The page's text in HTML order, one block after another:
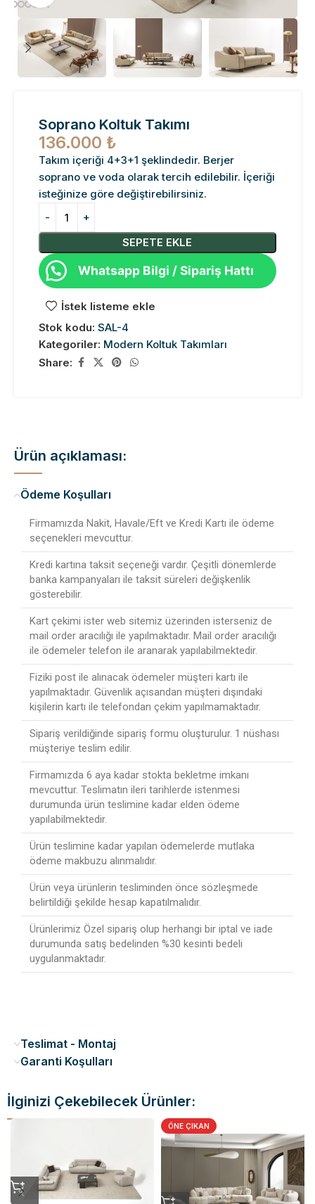
Soprano Koltuk Takımı
136.000 ₺
Takım içeriği 4+3+1 şeklindedir. Berjer
soprano ve voda olarak tercih edilebilir. İçeriği
isteğinize göre değiştirebilirsiniz.
SEPETE EKLE
Whatsapp Bilgi / Sipariş Hattı
İstek listeme ekle
Stok kodu: SAL-4
Kategoriler: Modern Koltuk Takımları
Share:
Ürün açıklaması:
Ödeme Koşulları
Firmamızda Nakit, Havale/Eft ve Kredi Kartı ile ödeme
seçenekleri mevcuttur.
Kredi kartına taksit seçeneği vardır. Çeşitli dönemlerde
banka kampanyaları ile taksit süreleri değişkenlik
gösterebilir.
Kart çekimi ister web sitemiz üzerinden isterseniz de
mail order aracılığı ile yapılmaktadır. Mail order aracılığı
ile ödemeler telefon ile aranarak yapılabilmektedir.
Fiziki post ile alınacak ödemeler müşteri kartı ile
yapılmaktadır. Güvenlik açısandan müşteri dışındaki
kişilerin kartı ile telefondan çekim yapılmamaktadır.
Sipariş verildiğinde sipariş formu oluşturulur. 1 nüshası
müşteriye teslim edilir.
Firmamızda 6 aya kadar stokta bekletme imkanı
mevcuttur. Teslimatın ileri tarihlerde istenmesi
durumunda ürün teslimine kadar elden ödeme
yapılabilmektedir.
Ürün teslimine kadar yapılan ödemelerde mutlaka
ödeme makbuzu alınmalıdır.
Ürün veya ürünlerin tesliminden önce sözleşmede
belirtildiği şekilde hesap kapatılmalıdır.
Ürünlerimiz Özel sipariş olup herhangi bir iptal ve iade
durumunda satış bedelinden %30 kesinti bedeli
uygulanmaktadır.
Teslimat - Montaj
Garanti Koşulları
İlginizi Çekebilecek Ürünler:
ÖNE ÇIKAN